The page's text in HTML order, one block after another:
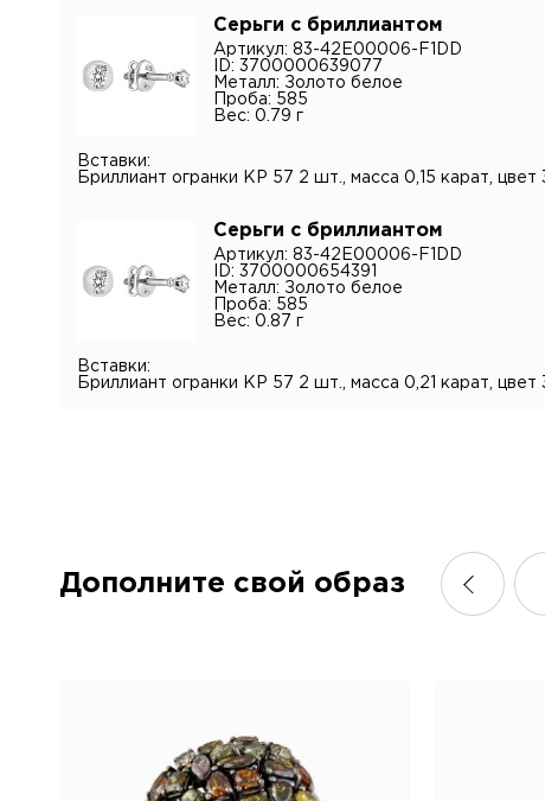
Серьги с бриллиантом
Артикул: 83-42E00006-F1DD
ID: 3700000639077
Металл: Золото белое
Проба: 585
Вес: 0.79 г
Вставки:
Бриллиант огранки КР 57 2 шт., масса 0,15 карат, цвет
Серьги с бриллиантом
Артикул: 83-42E00006-F1DD
ID: 3700000654391
Металл: Золото белое
Проба: 585
Вес: 0.87 г
Вставки:
Бриллиант огранки КР 57 2 шт., масса 0,21 карат, цвет
Дополните свой образ